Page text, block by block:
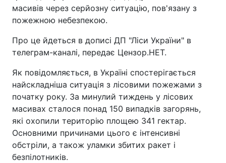
масивів через серйозну ситуацію, пов'язану з
пожежною небезпекою.
Про це йдеться в дописі ДП "Ліси України" в
телеграм-каналі, передає Цензор.НЕТ.
Як повідомляється, в Україні спостерігається
найскладніша ситуація з лісовими пожежами з
початку року. За минулий тиждень у лісових
масивах сталося понад 150 випадків загорянь,
які охопили територію площею 341 гектар.
Основними причинами цього є інтенсивні
обстріли, а також уламки збитих ракет і
безпілотників.